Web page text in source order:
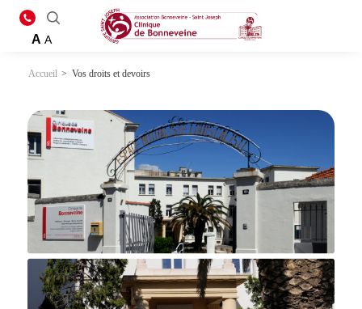
A A
Accueil > Vos droits et devoirs